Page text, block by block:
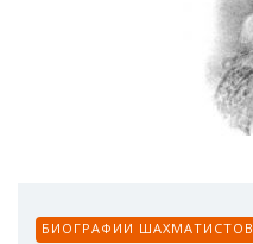
БИОГРАФИИ ШАХМАТИСТОВ